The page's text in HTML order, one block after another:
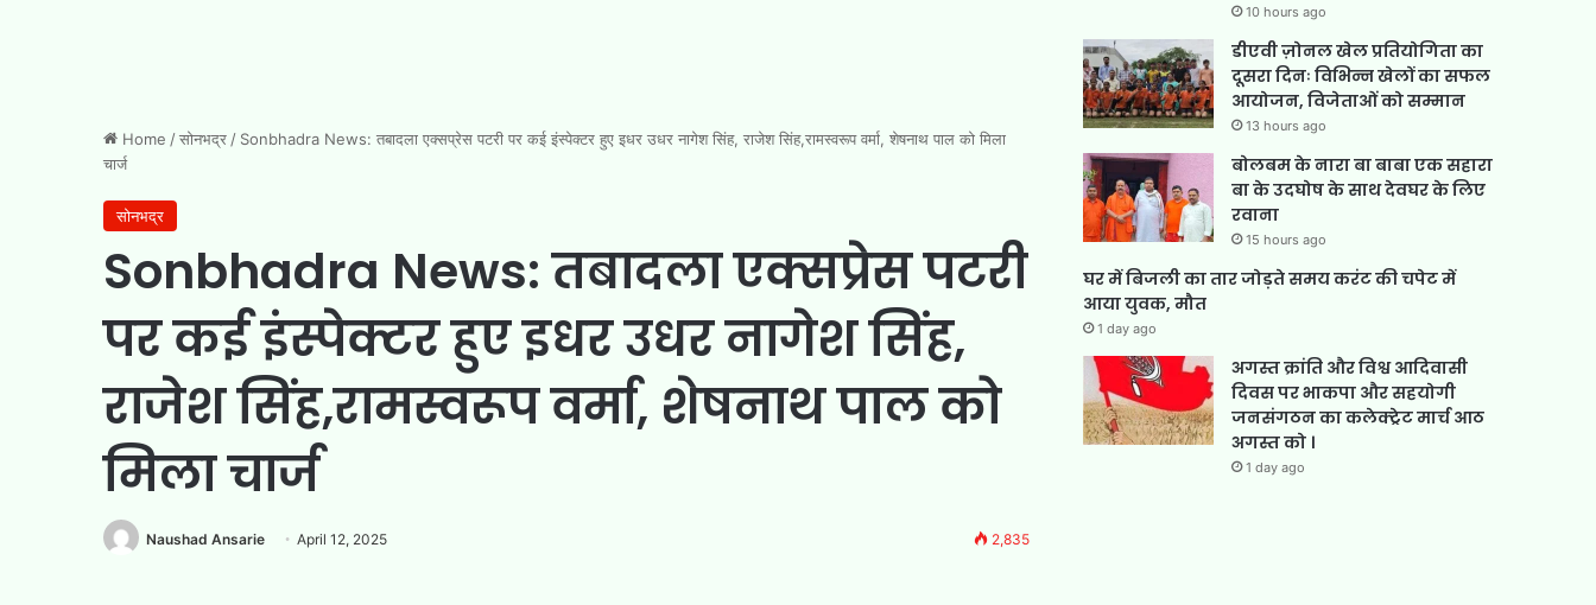
Home /सोनभद्र / Sonbhadra News: तबादला एक्सप्रेस पटरी पर कई इंस्पेक्टर हुए इधर उधर नागेश सिंह, राजेश सिंह,रामस्वरूप वर्मा, शेषनाथ पाल को मिला
चार्ज
सोनभद्र
Sonbhadra News: तबादला एक्सप्रेस पटरी
पर कई इंस्पेक्टर हुए इधर उधर नागेश सिंह,
राजेश सिंह,रामस्वरूप वर्मा, शेषनाथ पाल को
मिला चार्ज
Naushad Ansarie April 12, 2025 2,835
10 hours ago
डीएवी ज़ोनल खेल प्रतियोगिता का
दूसरा दिनः विभिन्न खेलों का सफल
आयोजन, विजेताओं को सम्मान
13 hours ago
बोलबम के नारा बा बाबा एक सहारा
बा के उदघोष के साथ देवघर के लिए
रवाना
15 hours ago
घर में बिजली का तार जोड़ते समय करंट की चपेट में
आया युवक, मौत
1 day ago
अगस्त क्रांति और विश्व आदिवासी
दिवस पर भाकपा और सहयोगी
जनसंगठन का कलेक्ट्रेट मार्च आठ
अगस्त को ।
1 day ago